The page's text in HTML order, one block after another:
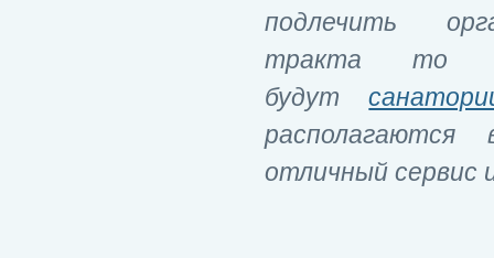
подлечить
тракта то
будут
отличный сервис